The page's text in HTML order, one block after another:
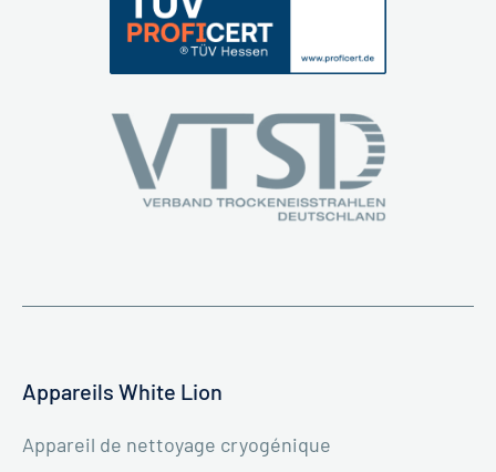
Appareils White Lion
Appareil de nettoyage cryogénique